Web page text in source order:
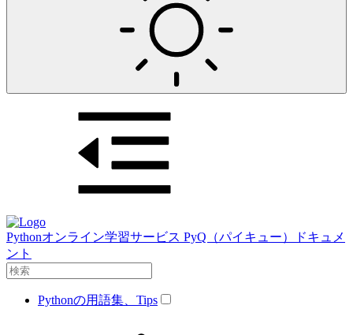
Pythonオンライン学習サービス PyQ（パイキュー）ドキュメ
ント
Pythonの用語集、Tips